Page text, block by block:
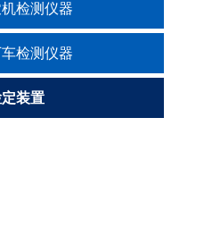
检测仪器
检测仪器
装置